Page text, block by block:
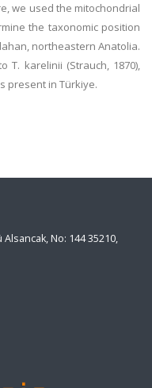
we used the mitochondrial
the taxonomic position
northeastern Anatolia.
T. karelinii (Strauch, 1870),
present in Türkiye.
No: 144 35210,